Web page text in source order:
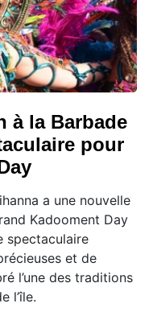
à la Barbade
pour
a une nouvelle
Kadooment Day
spectaculaire
et de
l’une des traditions
l’île.